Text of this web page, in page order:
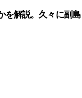
を解説。久々に副島